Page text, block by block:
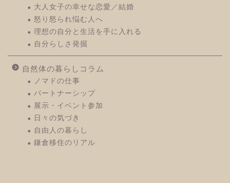
大人女子の幸せな恋愛／結婚
怒り怒られ悩む人へ
理想の自分と生活を手に入れる
自分らしさ発掘
自然体の暮らしコラム
ノマドの仕事
パートナーシップ
展示・イベント参加
日々の気づき
自由人の暮らし
鎌倉移住のリアル